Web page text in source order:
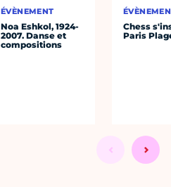
ÉVÈNEMENT
Noa Eshkol, 1924-
2007. Danse et
compositions
Chess
Paris